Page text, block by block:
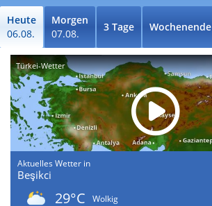
Heute
06.08.
Morgen
07.08.
3 Tage Wochenende
Türkei-Wetter
Aktuelles Wetter in
Beşikci
29°C
Wolkig